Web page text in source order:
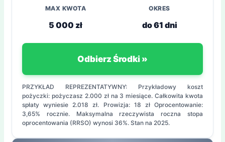
MAX KWOTA
5 000 zł
OKRES
do 61 dni
Odbierz Środki »
PRZYKŁAD REPREZENTATYWNY: Przykładowy koszt
pożyczki: pożyczasz 2.000 zł na 3 miesiące. Całkowita kwota
spłaty wyniesie 2.018 zł. Prowizja: 18 zł Oprocentowanie:
3,65% rocznie. Maksymalna rzeczywista roczna stopa
oprocentowania (RRSO) wynosi 36%. Stan na 2025.